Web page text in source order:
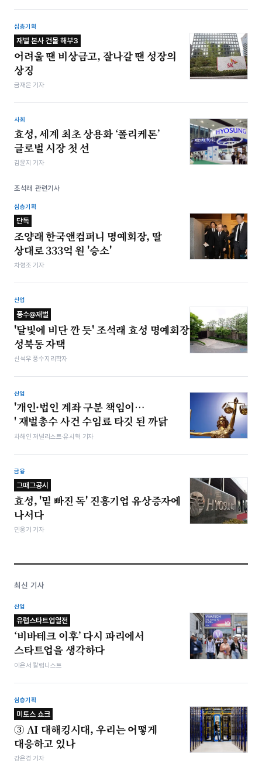
심층기획
재벌 본사 건물 해부3
어려울 땐 비상금고, 잘나갈 땐 성장의
상징
금재은 기자
사회
효성, 세계 최초 상용화 ‘폴리케톤’
글로벌 시장 첫 선
김윤지 기자
조석래 관련기사
심층기획
단독
조양래 한국앤컴퍼니 명예회장, 딸
상대로 333억 원 '승소'
차형조 기자
산업
풍수@재벌
'달빛에 비단 깐 듯' 조석래 효성 명예회장
성북동 자택
신석우 풍수지리학자
산업
'개인·법인 계좌 구분 책임이…
' 재벌총수 사건 수임료 타깃 된 까닭
차해인 저널리스트·유시혁 기자
금융
그때그공시
효성, '밑 빠진 독' 진흥기업 유상증자에
나서다
민웅기 기자
최신 기사
산업
유럽스타트업열전
‘비바테크 이후’ 다시 파리에서
스타트업을 생각하다
이은서 칼럼니스트
심층기획
미토스 쇼크
③ AI 대해킹시대, 우리는 어떻게
대응하고 있나
강은경 기자